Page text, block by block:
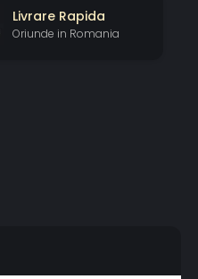
Livrare Rapida
Oriunde in Romania